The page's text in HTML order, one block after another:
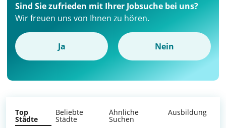
Sind Sie zufrieden mit Ihrer Jobsuche bei uns?
Wir freuen uns von Ihnen zu hören.
Ja Nein
Top
Städte
Beliebte
Städte
Ähnliche
Suchen
Ausbildung